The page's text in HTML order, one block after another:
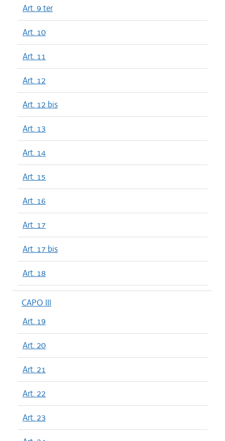
Art. 9 ter
Art. 10
Art. 11
Art. 12
Art. 12 bis
Art. 13
Art. 14
Art. 15
Art. 16
Art. 17
Art. 17 bis
Art. 18
CAPO III
Art. 19
Art. 20
Art. 21
Art. 22
Art. 23